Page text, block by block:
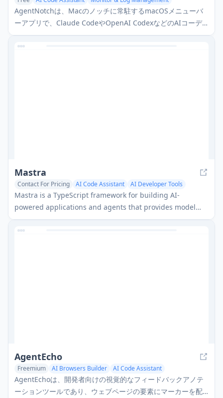
AgentNotchは、Macのノッチに常駐するmacOSメニューバ
ーアプリで、Claude CodeやOpenAI CodexなどのAIコーデ
ィングアシスタントのリアルタイムの可視性と監視を提供し
ます。
Mastra
Contact For Pricing AI Code Assistant AI Developer Tools
Mastra is a TypeScript framework for building AI-
powered applications and agents that provides model
routing, workflow orchestration, human-in-the-loop
capabilities, and production-ready features for
AgentEcho
Freemium AI Browsers Builder AI Code Assistant
AgentEchoは、開発者向けの視覚的なフィードバックアノテ
ーションツールであり、ウェブページの要素にマーカーを配